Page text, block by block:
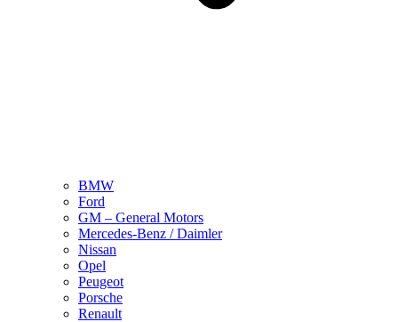
BMW
Ford
GM – General Motors
Mercedes-Benz / Daimler
Nissan
Opel
Peugeot
Porsche
Renault